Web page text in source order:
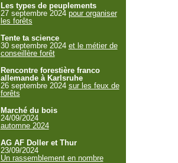
Les types de peuplements
27 septembre 2024 pour organiser
les forêts
Tente ta science
30 septembre 2024 et le métier de
conseillère forêt
Rencontre forestière franco
allemande à Karlsruhe
26 septembre 2024 sur les feux de
forêts
Marché du bois
24/09/2024
automne 2024
AG AF Doller et Thur
23/09/2024
Un rassemblement en nombre